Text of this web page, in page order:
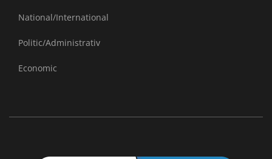
National/International
Politic/Administrativ
Economic